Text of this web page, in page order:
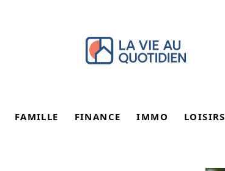
FAMILLE FINANCE IMMO LOISIRS